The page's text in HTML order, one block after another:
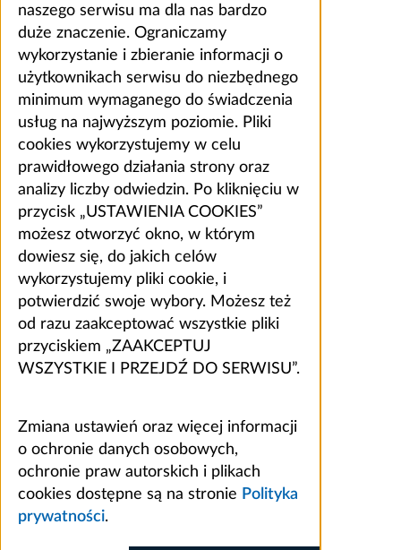
naszego serwisu ma dla nas bardzo
duże znaczenie. Ograniczamy
wykorzystanie i zbieranie informacji o
użytkownikach serwisu do niezbędnego
minimum wymaganego do świadczenia
usług na najwyższym poziomie. Pliki
cookies wykorzystujemy w celu
prawidłowego działania strony oraz
analizy liczby odwiedzin. Po kliknięciu w
przycisk „USTAWIENIA COOKIES”
możesz otworzyć okno, w którym
dowiesz się, do jakich celów
wykorzystujemy pliki cookie, i
potwierdzić swoje wybory. Możesz też
od razu zaakceptować wszystkie pliki
przyciskiem „ZAAKCEPTUJ
WSZYSTKIE I PRZEJDŹ DO SERWISU”.
Zmiana ustawień oraz więcej informacji
o ochronie danych osobowych,
ochronie praw autorskich i plikach
cookies dostępne są na stronie Polityka
prywatności.